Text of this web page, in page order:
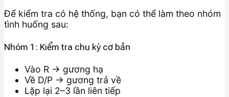
Để kiểm tra có hệ thống, bạn có thể làm theo nhóm
tình huống sau:
Nhóm 1: Kiểm tra chu kỳ cơ bản
Vào R → gương hạ
Về D/P → gương trả về
Lặp lại 2–3 lần liên tiếp